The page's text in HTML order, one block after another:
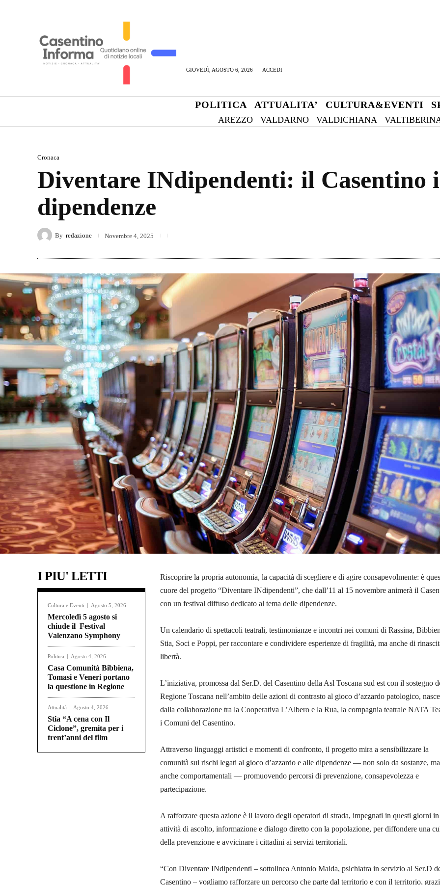
GIOVEDÌ, AGOSTO 6, 2026 ACCEDI
POLITICA ATTUALITA’ CULTURA&EVENTI
AREZZO VALDARNO VALDICHIANA
Cronaca
Diventare INdipendenti: il Casentino
dipendenze
By redazione Novembre 4, 2025
I PIU' LETTI
Cultura e Eventi Agosto 5, 2026
Mercoledì 5 agosto si
chiude il Festival
Valenzano Symphony
Politica Agosto 4, 2026
Casa Comunità Bibbiena,
Tomasi e Veneri portano
la questione in Regione
Attualità Agosto 4, 2026
Stia “A cena con Il
Ciclone”, gremita per i
trent’anni del film
Riscoprire la propria autonomia, la capacità di scegliere e di agire consapevolmente: è
cuore del progetto “Diventare INdipendenti”, che dall’11 al 15 novembre animerà il
con un festival diffuso dedicato al tema delle dipendenze.
Un calendario di spettacoli teatrali, testimonianze e incontri nei comuni di Rassina,
Stia, Soci e Poppi, per raccontare e condividere esperienze di fragilità, ma anche di
libertà.
L’iniziativa, promossa dal Ser.D. del Casentino della Asl Toscana sud est con il sostegno
Regione Toscana nell’ambito delle azioni di contrasto al gioco d’azzardo patologico, nasce
dalla collaborazione tra la Cooperativa L’Albero e la Rua, la compagnia teatrale NATA
i Comuni del Casentino.
Attraverso linguaggi artistici e momenti di confronto, il progetto mira a sensibilizzare la
comunità sui rischi legati al gioco d’azzardo e alle dipendenze — non solo da sostanze, ma
anche comportamentali — promuovendo percorsi di prevenzione, consapevolezza e
partecipazione.
A rafforzare questa azione è il lavoro degli operatori di strada, impegnati in questi giorni in
attività di ascolto, informazione e dialogo diretto con la popolazione, per diffondere una
della prevenzione e avvicinare i cittadini ai servizi territoriali.
“Con Diventare INdipendenti – sottolinea Antonio Maida, psichiatra in servizio al Ser.D
Casentino – vogliamo rafforzare un percorso che parte dal territorio e con il territorio,